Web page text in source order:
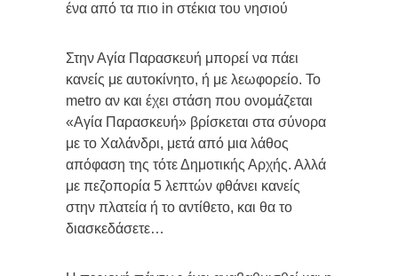
ένα από τα πιο in στέκια του νησιού
Στην Αγία Παρασκευή μπορεί να πάει
κανείς με αυτοκίνητο, ή με λεωφορείο. Το
metro αν και έχει στάση που ονομάζεται
«Αγία Παρασκευή» βρίσκεται στα σύνορα
με το Χαλάνδρι, μετά από μια λάθος
απόφαση της τότε Δημοτικής Αρχής. Αλλά
με πεζοπορία 5 λεπτών φθάνει κανείς
στην πλατεία ή το αντίθετο, και θα το
διασκεδάσετε…